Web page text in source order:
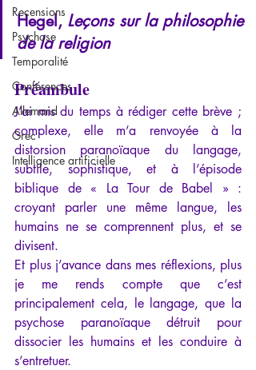
Recensions
Psychose
Temporalité
Conférences
Allemand
Grec
Intelligence artificielle
Hegel, Leçons sur la philosophie
de la religion
Préambule
J’ai mis du temps à rédiger cette brève ;
complexe, elle m’a renvoyée à la
distorsion paranoïaque du langage,
subtile, sophistique, et à l’épisode
biblique de « La Tour de Babel » :
croyant parler une même langue, les
humains ne se comprennent plus, et se
divisent.
Et plus j’avance dans mes réflexions, plus
je me rends compte que c’est
principalement cela, le langage, que la
psychose paranoïaque détruit pour
dissocier les humains et les conduire à
s’entretuer.